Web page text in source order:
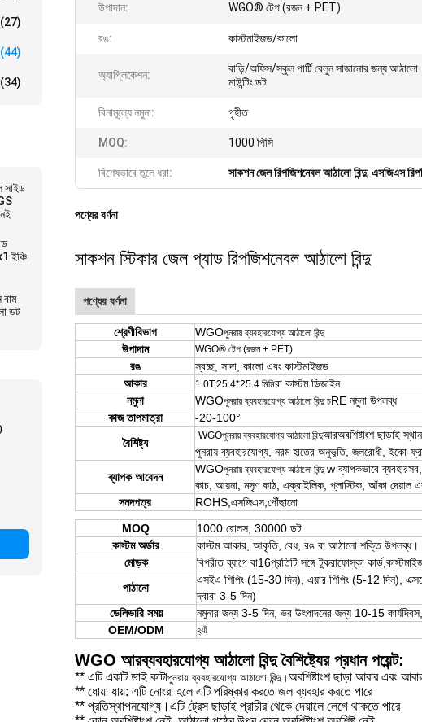
(27)
(44)
(34)
সাইড
ইঞ্চি
ডট
উপাদান: WGO® টেপ (রজন + PET)
রঙ: কাস্টমাইজড/কালো
অ্যাপ্লিকেশন:
বাড়ি/অফিস/স্কুল পার্টি বেলুন সাজানোর জন্য আঠালো
মাউন্টিং ডট
বিনামূল্যে নমুনা: গৃহীত
MOQ: 1000 পিসি
বিশেষভাবে তুলে ধরা: সাকশন জেল রিপজিশনেবল আঠালো বিন্দু, এসজিএস
পণ্যের বর্ণনা
সাকশন স্টিকার জেল প্যাড রিপজিশনেবল আঠালো বিন্দু
পণ্যের বর্ণনা
শ্রেণীবিভাগ WGOপুনরায় ব্যবহারযোগ্য আঠালো বিন্দু
উপাদান WGO® টেপ (রজন + PET)
রঙ স্বচ্ছ, সাদা, কালো এবং কাস্টমাইজড
আকার
1.0T;25.4*25.4 মিমিবা কাস্টম ডিজাইন
নমুনা
WGOপুনরায় ব্যবহারযোগ্য আঠালো বিন্দু চRE নমুনা উপলব্ধ
কাজ তাপমাত্রা
-20-100°
বৈশিষ্ট্য
WGOপুনরায় ব্যবহারযোগ্য আঠালো বিন্দুআরঅবশিষ্টাংশ ছাড়াই
পুনরায় ব্যবহারযোগ্য, নরম হাতের অনুভূতি, জলরোধী, ইকো-
ব্যাপক আবেদন
WGOপুনরায় ব্যবহারযোগ্য আঠালো বিন্দু w ব্যাপকভাবে ব্যবহার
কাচ, আয়না, মসৃণ কাঠ, এক্রাইলিক, প্লাস্টিক, আঁকা দেয়াল
সনদপত্র
ROHS;এসজিএস;পৌঁছানো
MOQ
1000 রোলস, 30000 ডট
কাস্টম অর্ডার
কাস্টম আকার, আকৃতি, বেধ, রঙ বা আঠালো শক্তি উপলব্ধ।
মোড়ক
বিপরীত ব্যাগে বা16প্রতিটি সঙ্গে টুকরাফোস্কা কার্ড,
পাঠানো
এসইএ শিপিং (15-30 দিন), এয়ার শিপিং (5-12 দিন),
দ্বারা 3-5 দিন)
ডেলিভারি সময়
নমুনার জন্য 3-5 দিন, ভর উৎপাদনের জন্য 10-15 কার্যদিবস,
OEM/ODM
হ্যাঁ
WGO আরব্যবহারযোগ্য আঠালো বিন্দু বৈশিষ্ট্যের প্রধান পয়েন্ট:
** এটি একটি ডাই কাটাপুনরায় ব্যবহারযোগ্য আঠালো বিন্দু। অবশিষ্টাংশ ছাড়া আবার এবং
** ধোয়া যায়: এটি নোংরা হলে এটি পরিষ্কার করতে জল ব্যবহার করতে পারে
** প্রতিস্থাপনযোগ্য।এটি ট্রেস ছাড়াই প্রাচীর থেকে দেয়ালে লেগে থাকতে পারে